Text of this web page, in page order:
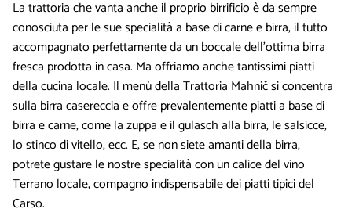
La trattoria che vanta anche il proprio birrificio è da sempre
conosciuta per le sue specialità a base di carne e birra, il tutto
accompagnato perfettamente da un boccale dell’ottima birra
fresca prodotta in casa. Ma offriamo anche tantissimi piatti
della cucina locale. Il menù della Trattoria Mahnič si concentra
sulla birra casereccia e offre prevalentemente piatti a base di
birra e carne, come la zuppa e il gulasch alla birra, le salsicce,
lo stinco di vitello, ecc. E, se non siete amanti della birra,
potrete gustare le nostre specialità con un calice del vino
Terrano locale, compagno indispensabile dei piatti tipici del
Carso.